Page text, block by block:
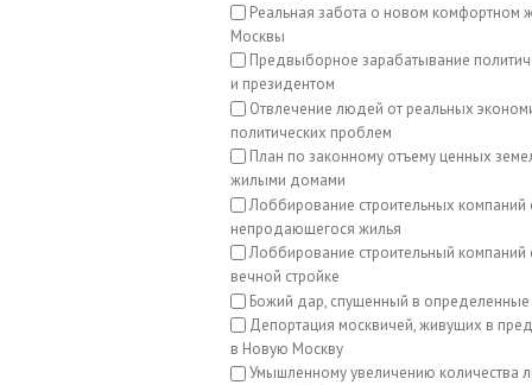
Реальная забота о новом комфортном
Москвы
Предвыборное зарабатывание
и президентом
Отвлечение людей от реальных
политических проблем
План по законному отъему ценных
жилыми домами
Лоббирование строительных компаний
непродающегося жилья
Лоббирование строительный компаний
вечной стройке
Божий дар, спущенный в
Депортация москвичей, живущих в
в Новую Москву
Умышленному увеличению количества